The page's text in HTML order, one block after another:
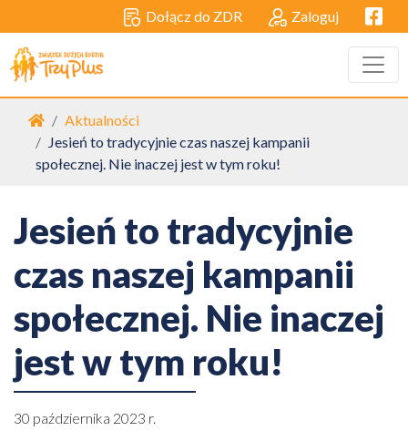
Dołącz do ZDR Zaloguj
Strona główna
Aktualności
Jesień to tradycyjnie czas naszej kampanii
społecznej. Nie inaczej jest w tym roku!
Jesień to tradycyjnie
czas naszej kampanii
społecznej. Nie inaczej
jest w tym roku!
30 października 2023 r.